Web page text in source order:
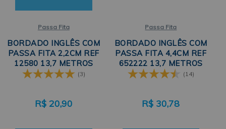
Passa Fita
BORDADO INGLÊS COM
PASSA FITA 2,2CM REF
12580 13,7 METROS
TRADER
(3)
R$ 20,90
Passa Fita
BORDADO INGLÊS COM
PASSA FITA 4,4CM REF
652222 13,7 METROS
TRADER
(14)
R$ 30,78